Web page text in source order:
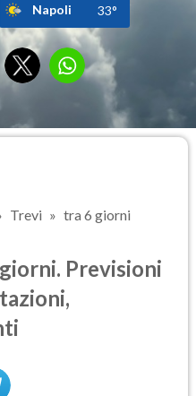
Napoli 33°
Trevi tra 6 giorni
Previsioni